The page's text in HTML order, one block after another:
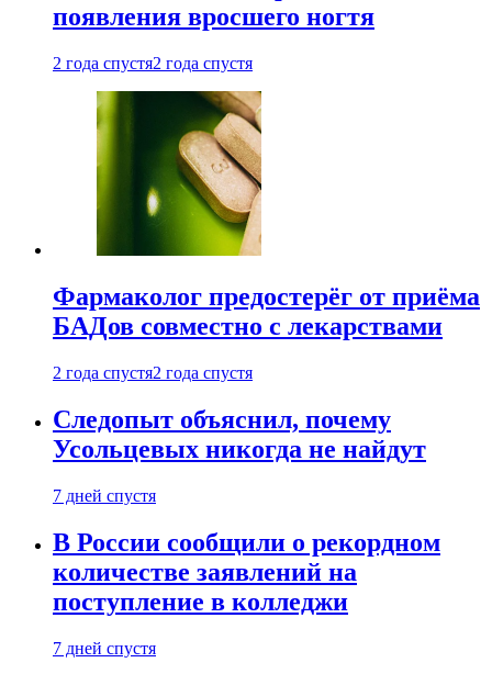
появления вросшего ногтя
2 года спустя2 года спустя
Фармаколог предостерёг от приёма
БАДов совместно с лекарствами
2 года спустя2 года спустя
Следопыт объяснил, почему
Усольцевых никогда не найдут
7 дней спустя
В России сообщили о рекордном
количестве заявлений на
поступление в колледжи
7 дней спустя